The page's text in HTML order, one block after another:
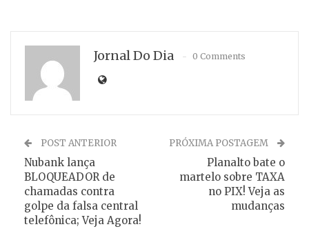
Jornal Do Dia 0 Comments
POST ANTERIOR
Nubank lança
BLOQUEADOR de
chamadas contra
golpe da falsa central
telefônica; Veja Agora!
PRÓXIMA POSTAGEM
Planalto bate o
martelo sobre TAXA
no PIX! Veja as
mudanças